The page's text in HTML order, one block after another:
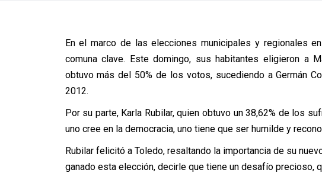
En el marco de las elecciones municipales y regionales
comuna clave. Este domingo, sus habitantes eligieron a
obtuvo más del 50% de los votos, sucediendo a Germán
2012.
Por su parte, Karla Rubilar, quien obtuvo un 38,62% de los
uno cree en la democracia, uno tiene que ser humilde y
Rubilar felicitó a Toledo, resaltando la importancia de su
ganado esta elección, decirle que tiene un desafío precioso,